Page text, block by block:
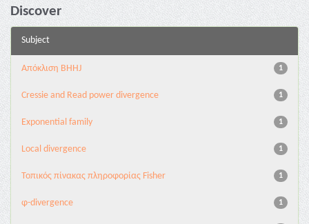
Discover
Subject
1
Aπόκλιση BHHJ
1
Cressie and Read power divergence
1
Exponential family
1
Local divergence
1
Τοπικός πίνακας πληροφορίας Fisher
1
φ-divergence